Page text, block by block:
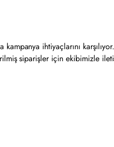
ihtiyaçlarını
siparişler için ekibimizle